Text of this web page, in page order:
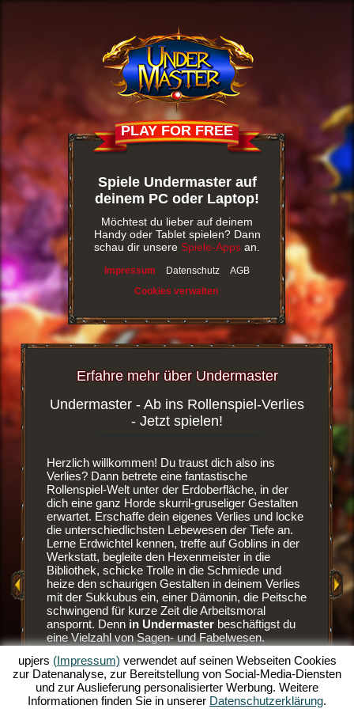
PLAY FOR FREE
Spiele Undermaster auf
deinem PC oder Laptop!
Möchtest du lieber auf deinem
Handy oder Tablet spielen? Dann
schau dir unsere Spiele-Apps an.
Impressum Datenschutz
AGB
Cookies verwalten
Erfahre mehr über Undermaster
du
Undermaster - Ab ins Rollenspiel-Verlies
- Jetzt spielen!
Herzlich willkommen! Du traust dich also ins
Verlies? Dann betrete eine fantastische
Rollenspiel-Welt unter der Erdoberfläche, in der
dich eine ganz Horde skurril-gruseliger Gestalten
erwartet. Erschaffe dein eigenes Verlies und locke
die unterschiedlichsten Lebewesen der Tiefe an.
Lerne Erdwichtel kennen, treffe auf Goblins in der
Werkstatt, begleite den Hexenmeister in die
Bibliothek, schicke Trolle in die Schmiede und
heize den schaurigen Gestalten in deinem Verlies
mit der Sukkubus ein, einer Dämonin, die Peitsche
schwingend für kurze Zeit die Arbeitsmoral
anspornt. Denn in Undermasterbeschäftigst du
eine Vielzahl von Sagen- und Fabelwesen.
und baue es über mehrere Ebenen aus.
Schmücke es mit tollen Items, baue die Räume
aus und illuminiere die düstere Szenerie mit bunten
Fackeln. Erlebe die Spieltiefen dieses
Es ist
den
dein
der
neue
Sobald
aber
und
es
lässt.
Monster
upjers (Impressum) verwendet auf seinen Webseiten Cookies
zur Datenanalyse, zur Bereitstellung von Social-Media-Diensten
und zur Auslieferung personalisierter Werbung. Weitere
Informationen finden Sie in unserer Datenschutzerklärung.